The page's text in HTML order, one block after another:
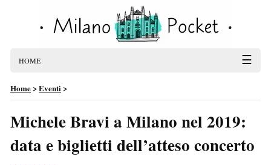
HOME ☰
Home>Eventi>
Michele Bravi a Milano nel 2019:
data e biglietti dell’atteso concerto